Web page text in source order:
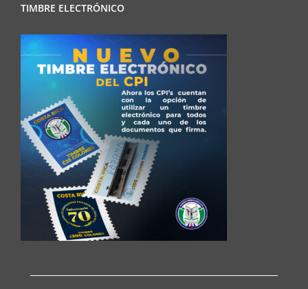
TIMBRE ELECTRÓNICO